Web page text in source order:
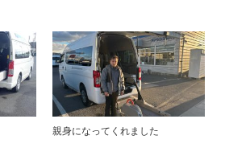
親身になってくれました